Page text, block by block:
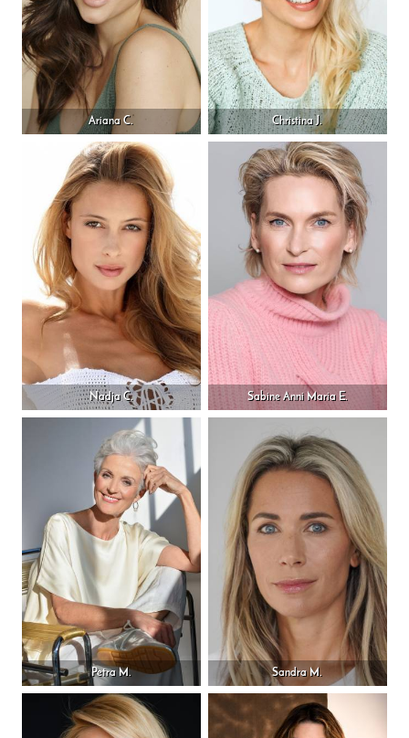
Ariana C. Christina J.
Nadja C. Sabine Anni Maria E.
Petra M. Sandra M.